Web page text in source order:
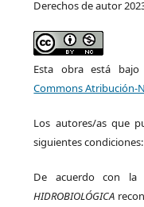
Derechos de autor
Esta obra está bajo
Commons Atribución-
Los autores/as que
siguientes condiciones:
De acuerdo con la
HIDROBIOLÓGICA